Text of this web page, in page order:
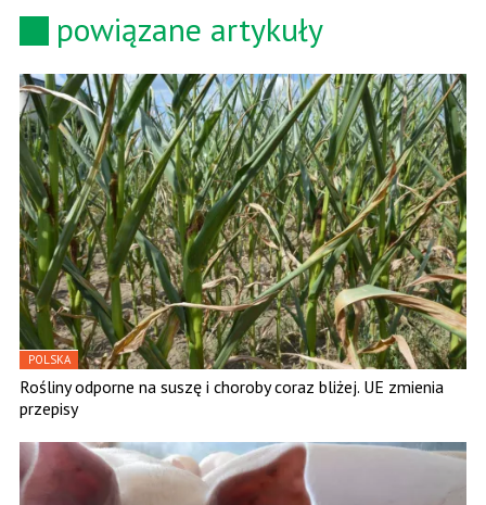
powiązane artykuły
POLSKA
Rośliny odporne na suszę i choroby coraz bliżej. UE zmienia
przepisy